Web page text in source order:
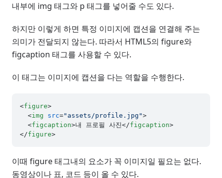
내부에 img 태그와 p 태그를 넣어줄 수도 있다.
하지만 이렇게 하면 특정 이미지에 캡션을 연결해 주는
의미가 전달되지 않는다. 따라서 HTML5의 figure와
figcaption 태그를 사용할 수 있다.
이 태그는 이미지에 캡션을 다는 역할을 수행한다.
<figure>
<img src="assets/profile.jpg">
<figcaption>내 프로필 사진</figcaption>
</figure>
이때 figure 태그내의 요소가 꼭 이미지일 필요는 없다.
동영상이나 표, 코드 등이 올 수 있다.